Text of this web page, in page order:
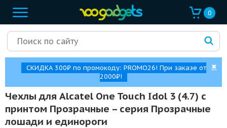
0
СКИДКА 300₽ по промокоду: PROMO26! При заказе от
2000₽!
✖
Чехлы для Alcatel One Touch Idol 3 (4.7) с
принтом Прозрачные – cерия Прозрачные
лошади и единороги